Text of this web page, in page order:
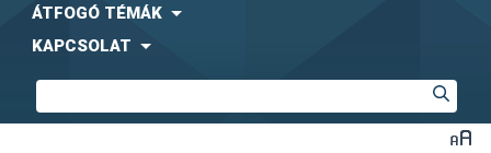
ÁTFOGÓ TÉMÁK
KAPCSOLAT